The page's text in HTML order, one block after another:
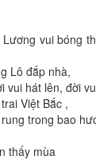
vui bóng
Lô đắp nhà,
vui hát lên, đời
Việt Bắc ,
trong bao
thấy mùa